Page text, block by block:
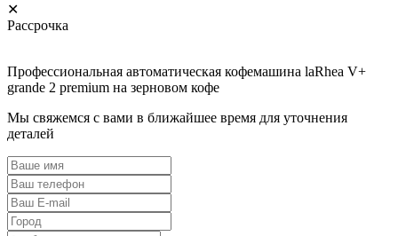
✕
Рассрочка
Профессиональная автоматическая кофемашина laRhea V+
grande 2 premium на зерновом кофе
Мы свяжемся с вами в ближайшее время для уточнения
деталей